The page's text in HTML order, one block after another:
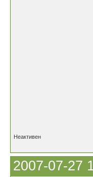
Неактивен
2007-07-27